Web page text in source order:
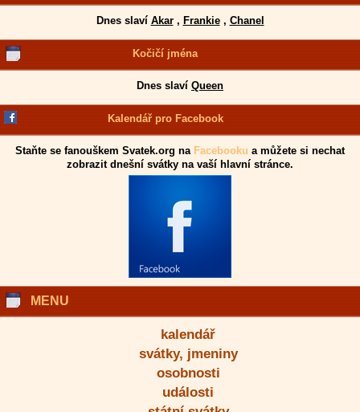
Dnes slaví Akar, Frankie, Chanel
Kočičí jména
Dnes slaví Queen
Kalendář pro Facebook
Staňte se fanouškem Svatek.org na Facebooku a můžete si nechat
zobrazit dnešní svátky na vaší hlavní stránce.
MENU
kalendář
svátky, jmeniny
osobnosti
události